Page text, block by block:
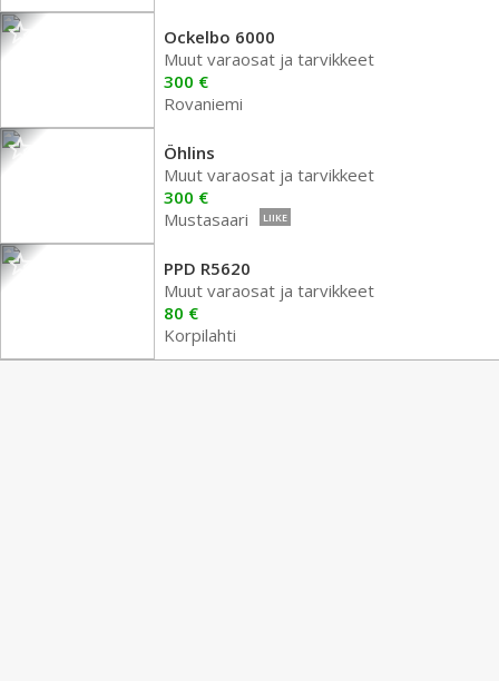
Ockelbo 6000
Muut varaosat ja tarvikkeet
300 €
Rovaniemi
Öhlins
Muut varaosat ja tarvikkeet
300 €
Mustasaari
LIIKE
PPD R5620
Muut varaosat ja tarvikkeet
80 €
Korpilahti